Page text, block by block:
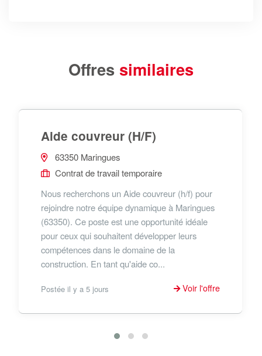
Offres similaires
Aide couvreur (H/F)
63350 Maringues
Contrat de travail temporaire
Nous recherchons un Aide couvreur (h/f) pour
rejoindre notre équipe dynamique à Maringues
(63350). Ce poste est une opportunité idéale
pour ceux qui souhaitent développer leurs
compétences dans le domaine de la
construction. En tant qu'aide co...
Postée il y a 5 jours Voir l'offre